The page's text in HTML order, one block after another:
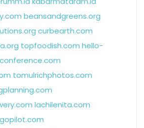
beansandgreens.org
curbearth.com
topfoodish.com hello-
tomulrichphotos.com
lachilenita.com